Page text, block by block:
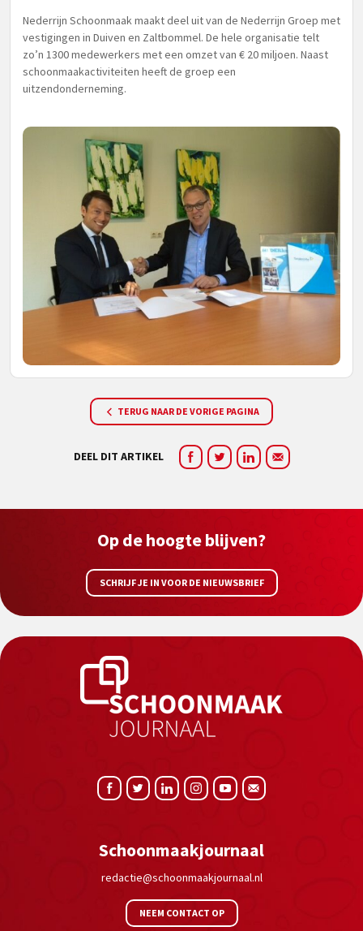
Nederrijn Schoonmaak maakt deel uit van de Nederrijn Groep met
vestigingen in Duiven en Zaltbommel. De hele organisatie telt
zo’n 1300 medewerkers met een omzet van € 20 miljoen. Naast
schoonmaakactiviteiten heeft de groep een
uitzendonderneming.
TERUG NAAR DE VORIGE PAGINA
DEEL DIT ARTIKEL
Op de hoogte blijven?
SCHRIJF JE IN VOOR DE NIEUWSBRIEF
Schoonmaakjournaal
redactie@schoonmaakjournaal.nl
NEEM CONTACT OP